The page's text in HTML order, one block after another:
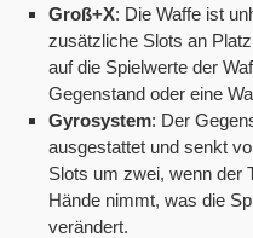
Groß+X: Die Waffe ist
zusätzliche Slots an
auf die Spielwerte der
Gegenstand oder eine
Gyrosystem: Der
ausgestattet und senkt
Slots um zwei, wenn der
Hände nimmt, was die
verändert.